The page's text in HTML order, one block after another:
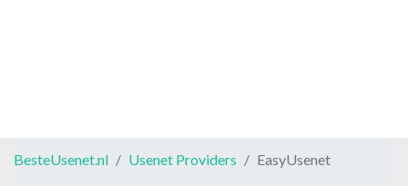
BesteUsenet.nl Usenet Providers EasyUsenet